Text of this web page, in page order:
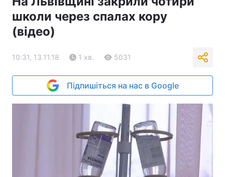
школи через спалах кору
(відео)
10:31, 13.11.18 1 хв. 5031
Підпишіться на нас в Google